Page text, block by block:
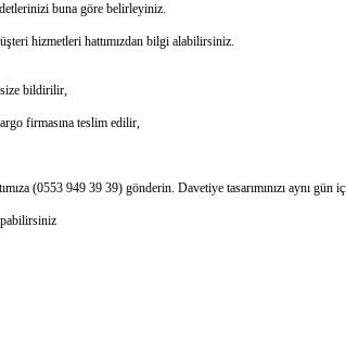
buna göre belirleyiniz.
hizmetleri hattımızdan bilgi alabilirsiniz.
size bildirilir,
firmasına teslim edilir,
(0553 949 39 39) gönderin. Davetiye tasarımınızı aynı